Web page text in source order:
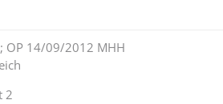
OP 14/09/2012 MHH
2